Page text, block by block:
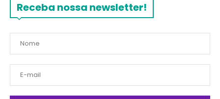
Receba nossa newsletter!